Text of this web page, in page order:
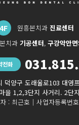
4F 원흥본치과 진료센터
치과 기공센터, 구강악안
전화
덕양구 도래울로103 대영
을 1,2,3단지 사거리. 2단
: 최근호｜ 사업자등록번